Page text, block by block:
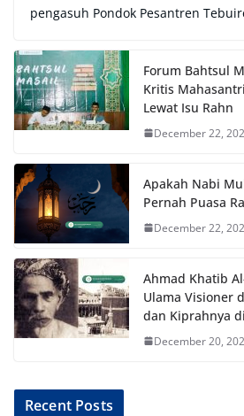
pengasuh Pondok Pesantren
Forum Bahtsul
Kritis
Lewat Isu Rahn
December 22,
Apakah Nabi
Pernah Puasa
December 22,
Ahmad Khatib
Ulama Visioner
dan Kiprahnya
December 20,
Recent Posts